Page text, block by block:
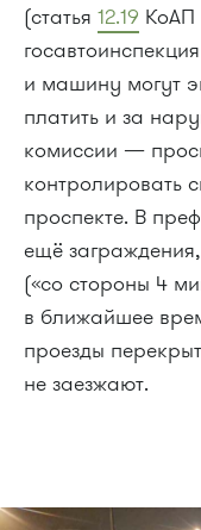
(статья 12.19 КоАП
и машину могут
платить и за
комиссии —
контролировать
проспекте. В
ещё
(«со стороны 4
в ближайшее
проезды
не заезжают.